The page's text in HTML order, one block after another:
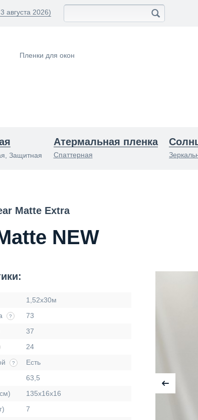
августа 2026)
Пленки для окон
Защитная
Атермальная пленка
Спаттерная
Matte Extra
NEW
1,52х30м
?
73
37
24
?
Есть
63,5
135х16х16
7